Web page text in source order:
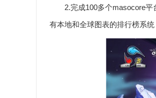
2.完成100多个masocore平
有本地和全球图表的排行榜系统